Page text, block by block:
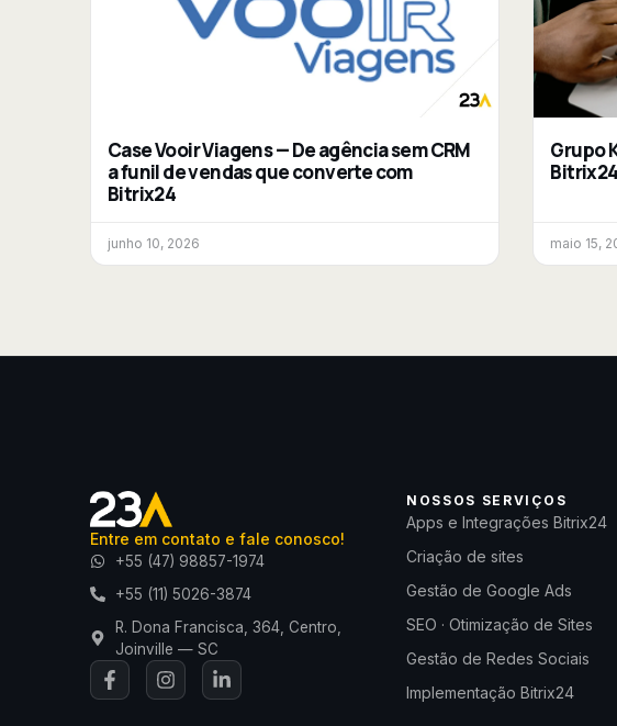
Case Vooir Viagens — De agência sem CRM
a funil de vendas que converte com
Bitrix24
junho 10, 2026
Grupo
maio 15,
Entre em contato e fale conosco!
+55 (47) 98857-1974
+55 (11) 5026-3874
R. Dona Francisca, 364, Centro,
Joinville — SC
NOSSOS SERVIÇOS
Apps e Integrações Bitrix24
Criação de sites
Gestão de Google Ads
SEO · Otimização de Sites
Gestão de Redes Sociais
Implementação Bitrix24